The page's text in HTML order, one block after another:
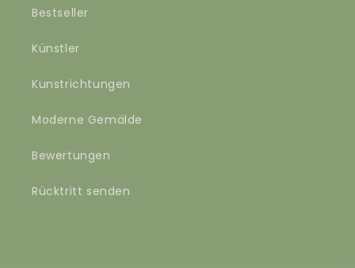
Bestseller
Künstler
Kunstrichtungen
Moderne Gemälde
Bewertungen
Rücktritt senden